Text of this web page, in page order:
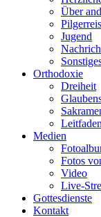
Über
Jugend
Orthodoxie
Dreiheit
Medien
Fotos
Video
Live-
Gottesdienste
Kontakt